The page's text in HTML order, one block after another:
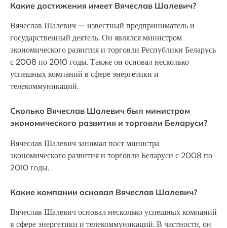
Какие достижения имеет Вячеслав Шалевич?
Вячеслав Шалевич — известный предприниматель и
государственный деятель. Он являлся министром
экономического развития и торговли Республики Беларусь
с 2008 по 2010 годы. Также он основал несколько
успешных компаний в сфере энергетики и
телекоммуникаций.
Сколько Вячеслав Шалевич был министром
экономического развития и торговли Беларуси?
Вячеслав Шалевич занимал пост министра
экономического развития и торговли Беларуси с 2008 по
2010 годы.
Какие компании основал Вячеслав Шалевич?
Вячеслав Шалевич основал несколько успешных компаний
в сфере энергетики и телекоммуникаций. В частности, он